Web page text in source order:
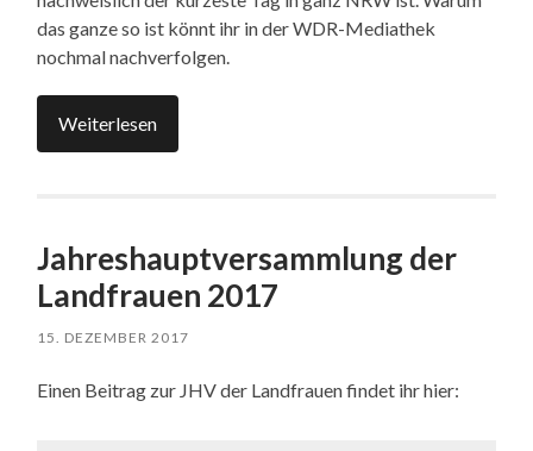
das ganze so ist könnt ihr in der WDR-Mediathek
nochmal nachverfolgen.
Weiterlesen
Jahreshauptversammlung der
Landfrauen 2017
15. DEZEMBER 2017
Einen Beitrag zur JHV der Landfrauen findet ihr hier: